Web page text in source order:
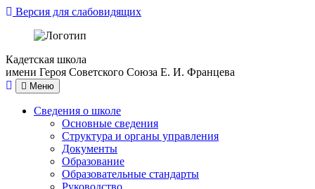
Версия для слабовидящих
Кадетская школа
имени Героя Советского Союза Е. И. Францева
Меню
Сведения о школе
Основные сведения
Структура и органы управления
Документы
Образование
Образовательные стандарты
Руководство